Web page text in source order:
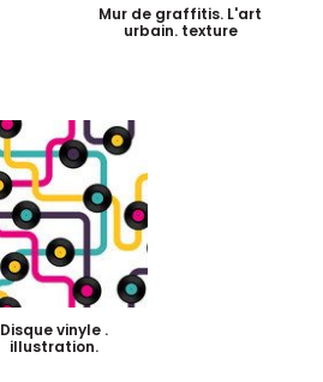
Mur de graffitis. L'art
urbain. texture
Disque vinyle .
illustration.